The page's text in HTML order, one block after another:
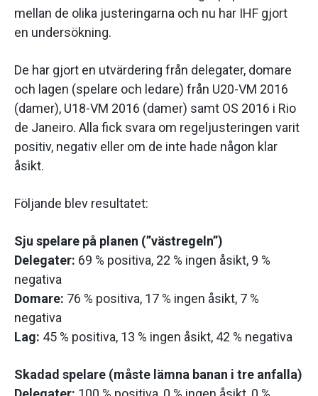
mellan de olika justeringarna och nu har IHF gjort
en undersökning.
De har gjort en utvärdering från delegater, domare
och lagen (spelare och ledare) från U20-VM 2016
(damer), U18-VM 2016 (damer) samt OS 2016 i Rio
de Janeiro. Alla fick svara om regeljusteringen varit
positiv, negativ eller om de inte hade någon klar
åsikt.
Följande blev resultatet:
Sju spelare på planen (”västregeln”)
Delegater: 69 % positiva, 22 % ingen åsikt, 9 %
negativa
Domare: 76 % positiva, 17 % ingen åsikt, 7 %
negativa
Lag: 45 % positiva, 13 % ingen åsikt, 42 % negativa
Skadad spelare (måste lämna banan i tre anfalla)